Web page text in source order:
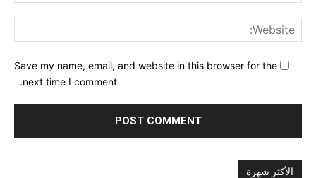
Save my name, email, and website in this browser for the
next time I comment.
الأكثر شهرة